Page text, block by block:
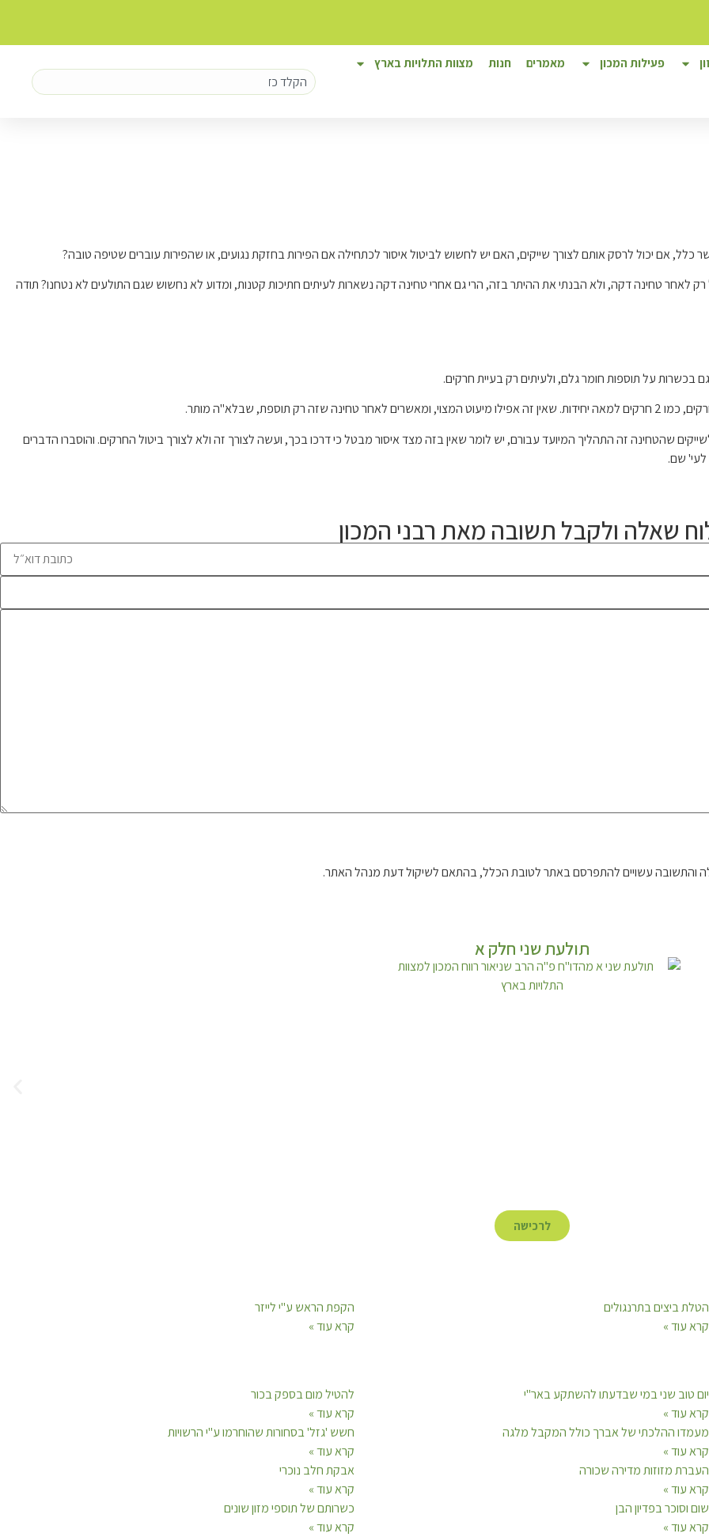
פעילות המכון מאמרים חנות מצוות התלויות בארץ
כלל, אם יכול לרסק אותם לצורך שייקים, האם יש לחשוש לביטול איסור לכתחילה אם הפירות בחזקת נגועים, או שהפירות עוברים שטיפה טובה?
לאחר טחינה דקה, ולא הבנתי את ההיתר בזה, הרי גם אחרי טחינה דקה נשארות לעיתים חתיכות קטנות, ומדוע לא נחשוש שגם התולעים לא נטחנו? תודה
בכשרות על תוספות חומר גלם, ולעיתים רק בעיית חרקים.
שבלא"ה מותר.
שהטחינה זה התהליך המיועד עבורם, יש לומר שאין בזה מצד איסור מבטל כי דרכו בכך, ועשה לצורך זה ולא לצורך ביטול החרקים. והוסברו הדברים
לעי' שם.
שאלה ולקבל תשובה מאת רבני המכון
והתשובה עשויים להתפרסם באתר לטובת הכלל, בהתאם לשיקול דעת מנהל האתר.
תולעת שני חלק א
לרכישה
הטלת ביצים בתרנגולים
קרא עוד »
הקפת הראש ע"י לייזר
קרא עוד »
יום טוב שני במי שבדעתו להשתקע באר"י
קרא עוד »
להטיל מום בספק בכור
קרא עוד »
מעמדו ההלכתי של אברך כולל המקבל מלגה
קרא עוד »
חשש 'גזל' בסחורות שהוחרמו ע"י הרשויות
קרא עוד »
העברת מזוזות מדירה שכורה
קרא עוד »
אבקת חלב נוכרי
קרא עוד »
שום וסוכר בפדיון הבן
קרא עוד »
כשרותם של תוספי מזון שונים
קרא עוד »